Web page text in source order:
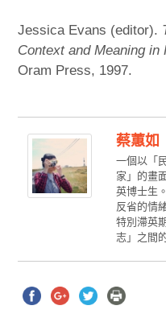
Jessica Evans (editor).
Context and Meaning in
Oram Press, 1997.
蔡蕙如
一個以「
家」的畫
英博士生
反省的情
特別滯英
志」之間